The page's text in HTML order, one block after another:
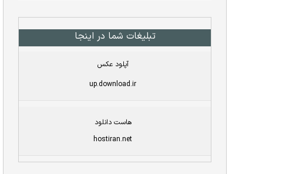
تبلیغات شما در اینجا
آپلود عکس
up.download.ir
هاست دانلود
hostiran.net